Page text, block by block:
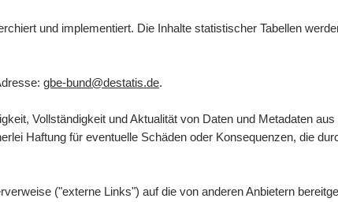
und implementiert. Die Inhalte statistischer Tabellen
gbe-bund@destatis.de.
Vollständigkeit und Aktualität von Daten und Metadaten aus
Haftung für eventuelle Schäden oder Konsequenzen, die
("externe Links") auf die von anderen Anbietern